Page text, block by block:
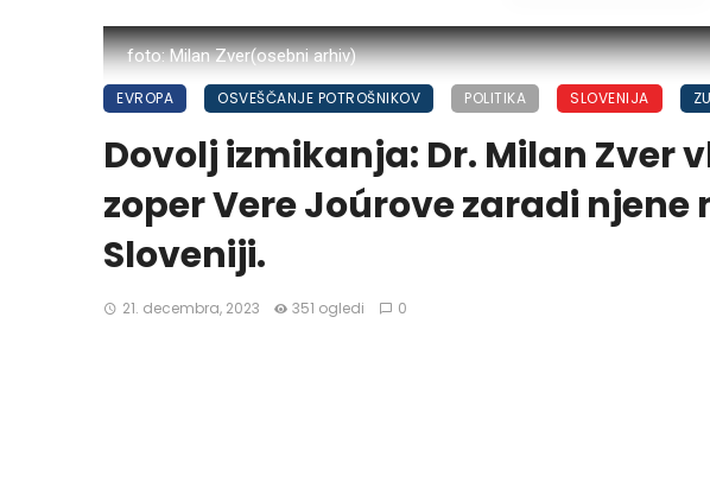
foto: Milan Zver(osebni arhiv)
EVROPA OSVEŠČANJE POTROŠNIKOV POLITIKA SLOVENIJA
Dovolj izmikanja: Dr. Milan Zver
zoper Vere Joúrove zaradi njene
Sloveniji.
21. decembra, 2023 351 ogledi 0